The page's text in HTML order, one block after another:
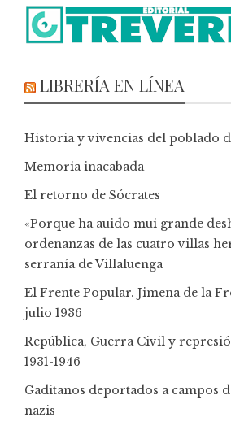
LIBRERÍA EN LÍNEA
Historia y vivencias del poblado
Memoria inacabada
El retorno de Sócrates
«Porque ha auido mui grande
ordenanzas de las cuatro villas
serranía de Villaluenga
El Frente Popular. Jimena de la
julio 1936
República, Guerra Civil y
1931-1946
Gaditanos deportados a campos
nazis